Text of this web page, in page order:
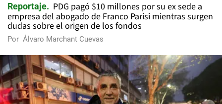
Reportaje
PDG pagó $10 millones por su ex sede a
empresa del abogado de Franco Parisi mientras surgen
dudas sobre el origen de los fondos
Por Álvaro Marchant Cuevas